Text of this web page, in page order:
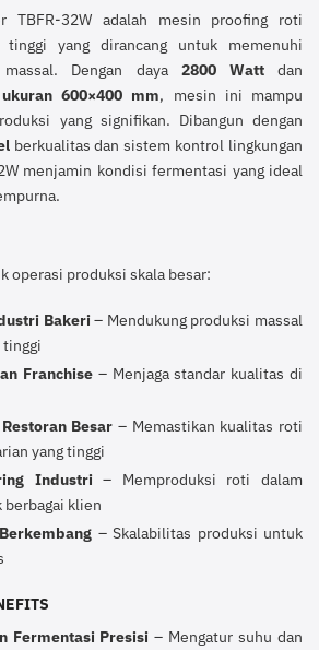
TBFR-32W adalah mesin proofing roti
tinggi yang dirancang untuk memenuhi
Dengan daya 2800 Wattdan
600×400 mm, mesin ini mampu
yang signifikan. Dibangun dengan
berkualitas dan sistem kontrol lingkungan
menjamin kondisi fermentasi yang ideal
operasi produksi skala besar:
Bakeri– Mendukung produksi massal
Franchise– Menjaga standar kualitas di
Besar – Memastikan kualitas roti
yang tinggi
Industri– Memproduksi roti dalam
klien
– Skalabilitas produksi untuk
Fermentasi Presisi – Mengatur suhu dan